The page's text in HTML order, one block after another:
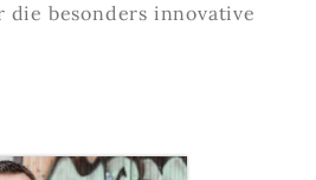
die besonders innovative